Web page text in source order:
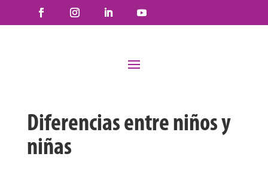
Diferencias entre niños y
niñas